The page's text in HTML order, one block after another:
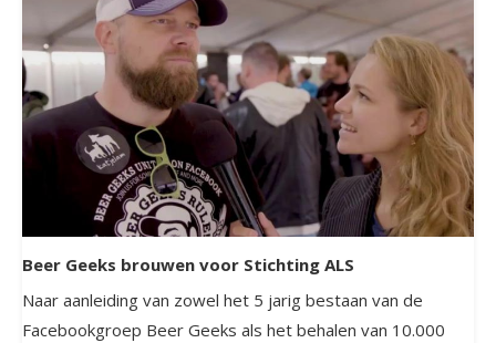
Beer Geeks brouwen voor Stichting ALS
Naar aanleiding van zowel het 5 jarig bestaan van de
Facebookgroep Beer Geeks als het behalen van 10.000